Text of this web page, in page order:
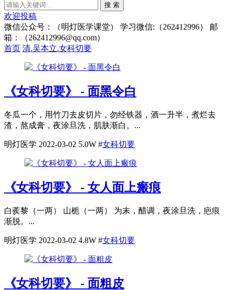
搜 索
欢迎投稿
微信公众号：（明灯医学课堂） 学习微信:（262412996） 邮
箱：（262412996@qq.com）
首页 清.吴本立.女科切要
《女科切要》 - 面黑令白
冬瓜一个，用竹刀去皮切片，勿经铁器，酒一升半，煮烂去
渣，熬成膏，夜涂旦洗，肌肤渐白。...
明灯医学 2022-03-02 5.0W #女科切要
《女科切要》 - 女人面上瘢痕
白蒺黎（一两） 山栀（一两） 为末，醋调，夜涂旦洗，疤痕
渐脱。...
明灯医学 2022-03-02 4.8W #女科切要
《女科切要》 - 面粗皮